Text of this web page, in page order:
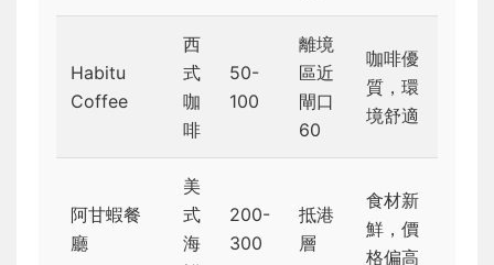
Habitu
Coffee
西
式
咖
啡
50-
100
離境
區近
閘口
60
咖啡優
質，環
境舒適
阿甘蝦餐
廳
美
式
海
200-
300
抵港
層
食材新
鮮，價
格偏高